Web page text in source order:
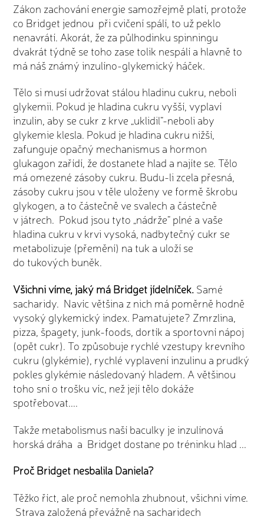
Zákon zachování energie samozřejmě platí, protože
co Bridget jednou při cvičení spálí, to už peklo
nenavrátí. Akorát, že za půlhodinku spinningu
dvakrát týdně se toho zase tolik nespálí a hlavně to
má náš známý inzulíno-glykemický háček.
Tělo si musí udržovat stálou hladinu cukru, neboli
glykemii. Pokud je hladina cukru vyšší, vyplaví
inzulin, aby se cukr z krve „uklidil“-neboli aby
glykemie klesla. Pokud je hladina cukru nižší,
zafunguje opačný mechanismus a hormon
glukagon zařídí, že dostanete hlad a najíte se. Tělo
má omezené zásoby cukru. Budu-li zcela přesná,
zásoby cukru jsou v těle uloženy ve formě škrobu
glykogen, a to částečně ve svalech a částečně
v játrech. Pokud jsou tyto „nádrže“ plné a vaše
hladina cukru v krvi vysoká, nadbytečný cukr se
metabolizuje (přemění) na tuk a uloží se
do tukových buněk.
Všichni víme, jaký má Bridget jídelníček. Samé
sacharidy. Navíc většina z nich má poměrně hodně
vysoký glykemický index. Pamatujete? Zmrzlina,
pizza, špagety, junk-foods, dortík a sportovní nápoj
(opět cukr). To způsobuje rychlé vzestupy krevního
cukru (glykémie), rychlé vyplavení inzulinu a prudký
pokles glykémie následovaný hladem. A většinou
toho sní o trošku víc, než její tělo dokáže
spotřebovat....
Takže metabolismus naší baculky je inzulínová
horská dráha a Bridget dostane po tréninku hlad ...
Proč Bridget nesbalila Daniela?
Těžko říct, ale proč nemohla zhubnout, všichni víme.
Strava založená převážně na sacharidech